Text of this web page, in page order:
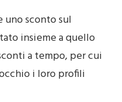
sconto sul
insieme a quello
a tempo, per cui
i loro profili